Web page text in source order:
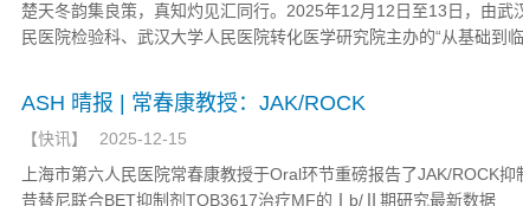
楚天冬韵集良策，真知灼见汇同行。2025年12月12日至13日，由武
民医院检验科、武汉大学人民医院转化医学研究院主办的“从基础
ASH 晴报 | 常春康教授：JAK/ROCK
【快讯 】
2025-12-15
上海市第六人民医院常春康教授于Oral环节重磅报告了JAK/ROCK抑
昔替尼联合BET抑制剂TQB3617治疗MF的Ⅰb/Ⅱ期研究最新数据